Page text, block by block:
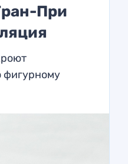
При
фигурному